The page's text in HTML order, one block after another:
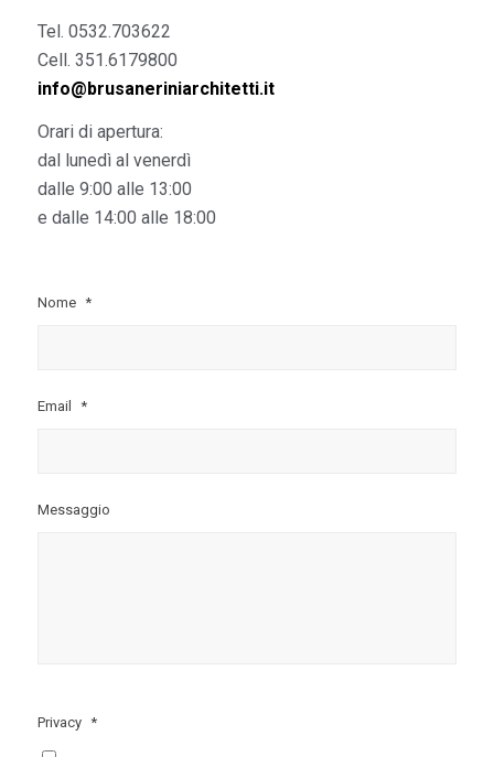
Tel. 0532.703622
Cell. 351.6179800
info@brusaneriniarchitetti.it
Orari di apertura:
dal lunedì al venerdì
dalle 9:00 alle 13:00
e dalle 14:00 alle 18:00
Nome *
Email *
Messaggio
Privacy *